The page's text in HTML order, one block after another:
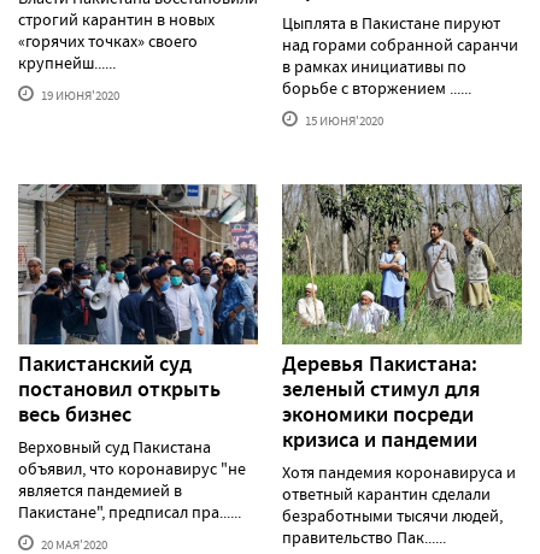
строгий карантин в новых
«горячих точках» своего
крупнейш......
19 ИЮНЯ'2020
Цыплята в Пакистане пируют
над горами собранной саранчи
в рамках инициативы по
борьбе с вторжением ......
15 ИЮНЯ'2020
Пакистанский суд
постановил открыть
весь бизнес
Верховный суд Пакистана
объявил, что коронавирус "не
является пандемией в
Пакистане", предписал пра......
20 МАЯ'2020
Деревья Пакистана:
зеленый стимул для
экономики посреди
кризиса и пандемии
Хотя пандемия коронавируса и
ответный карантин сделали
безработными тысячи людей,
правительство Пак......